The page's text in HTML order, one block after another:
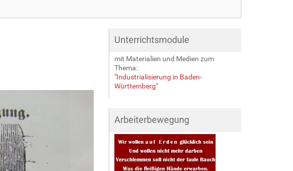
Unterrichtsmodule
mit Materialien und Medien zum
Thema:
"Industrialisierung in Baden-
Württemberg"
Arbeiterbewegung